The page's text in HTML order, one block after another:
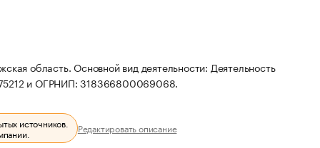
область. Основной вид деятельности: Деятельность
и ОГРНИП: 318366800069068.
источников.
Редактировать описание